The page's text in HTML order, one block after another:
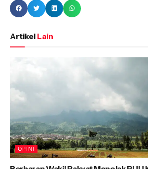
Artikel Lain
OPINI